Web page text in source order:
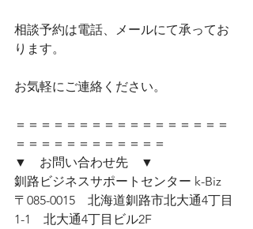
相談予約は電話、メールにて承ってお
ります。
お気軽にご連絡ください。
＝＝＝＝＝＝＝＝＝＝＝＝＝＝＝＝＝
＝＝＝＝＝＝＝＝＝＝＝＝
▼　お問い合わせ先　▼
釧路ビジネスサポートセンター k-Biz
〒085-0015　北海道釧路市北大通4丁目
1-1　北大通4丁目ビル2F